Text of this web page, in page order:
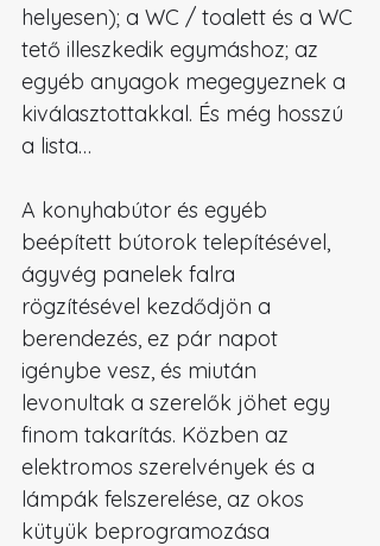
helyesen); a WC / toalett és a WC
tető illeszkedik egymáshoz; az
egyéb anyagok megegyeznek a
kiválasztottakkal. És még hosszú
a lista…
A konyhabútor és egyéb
beépített bútorok telepítésével,
ágyvég panelek falra
rögzítésével kezdődjön a
berendezés, ez pár napot
igénybe vesz, és miután
levonultak a szerelők jöhet egy
finom takarítás. Közben az
elektromos szerelvények és a
lámpák felszerelése, az okos
kütyük beprogramozása